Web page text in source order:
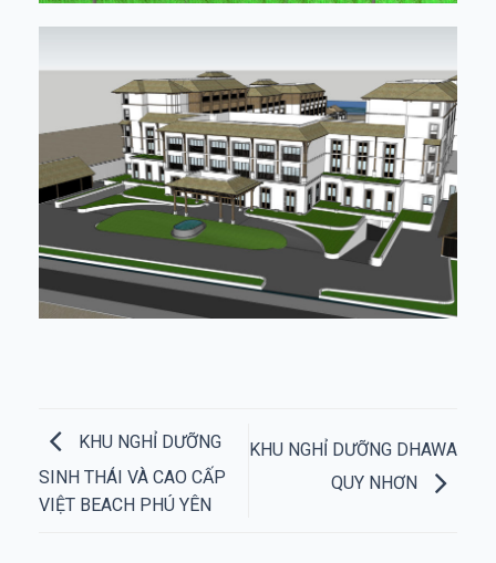
KHU NGHỈ DƯỠNG
SINH THÁI VÀ CAO CẤP
VIỆT BEACH PHÚ YÊN
KHU NGHỈ DƯỠNG DHAWA
QUY NHƠN